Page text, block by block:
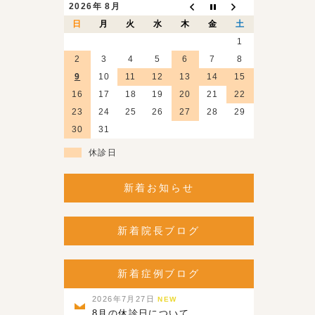
2026年 8月
日
月 火 水 木 金
土
1
2
3 4 5 6 7
8
9
10 11 12 13 14
15
16
17 18 19 20 21
22
23
24 25 26 27 28
29
30
31
休診日
新着お知らせ
新着院長ブログ
新着症例ブログ
2026年7月27日NEW